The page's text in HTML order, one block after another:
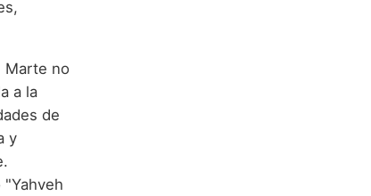
Marte no
a la
de
y